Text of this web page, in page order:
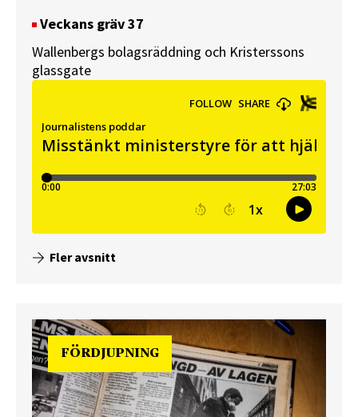
Veckans gräv 37
Wallenbergs bolagsräddning och Kristerssons
glassgate
Fler avsnitt
FÖRDJUPNING